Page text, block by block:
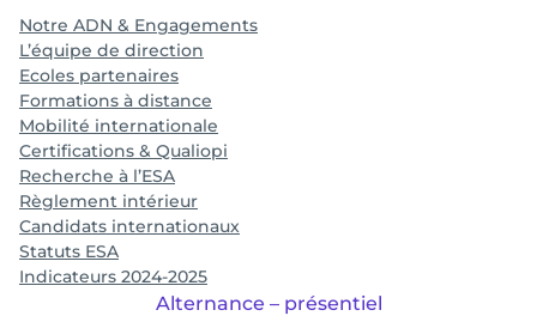
Notre ADN & Engagements
L’équipe de direction
Ecoles partenaires
Formations à distance
Mobilité internationale
Certifications & Qualiopi
Recherche à l’ESA
Règlement intérieur
Candidats internationaux
Statuts ESA
Indicateurs 2024-2025
Alternance – présentiel